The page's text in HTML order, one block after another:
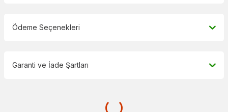
Ödeme Seçenekleri
Garanti ve İade Şartları